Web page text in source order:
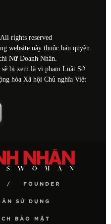
rights reserved
website này thuộc bản quyền
Nữ Doanh Nhân.
bị xem là vi phạm Luật Sở
hòa Xã hội Chủ nghĩa Việt
FOUNDER
SỬ DỤNG
BẢO MẬT